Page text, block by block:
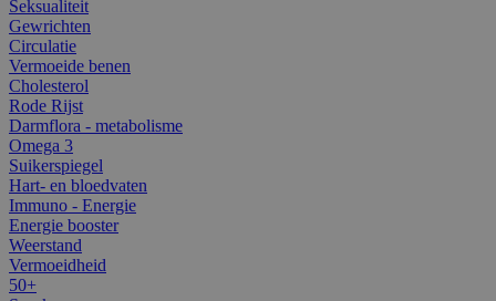
Seksualiteit
Gewrichten
Circulatie
Vermoeide benen
Cholesterol
Rode Rijst
Darmflora - metabolisme
Omega 3
Suikerspiegel
Hart- en bloedvaten
Immuno - Energie
Energie booster
Weerstand
Vermoeidheid
50+